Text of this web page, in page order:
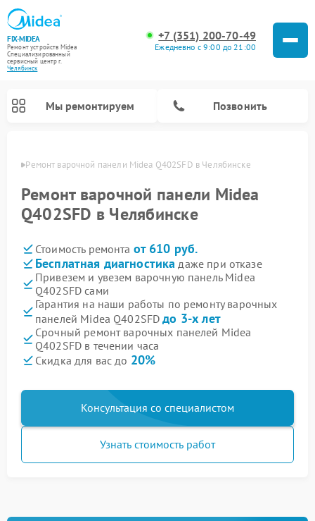
FIX-MIDEA
Ремонт устройств Midea
Специализированный
cервисный центр г.
Челябинск
+7 (351) 200-70-49
Ежедневно с 9:00 до 21:00
Мы ремонтируем Позвонить
Ремонт варочной панели Midea Q402SFD в Челябинске
Ремонт варочной панели Midea
Q402SFD в Челябинске
Стоимость ремонта от 610 руб.
Бесплатная диагностика даже при отказе
Привезем и увезем варочную панель Midea
Q402SFD сами
Гарантия на наши работы по ремонту варочных
панелей Midea Q402SFDдо 3-х лет
Срочный ремонт варочных панелей Midea
Q402SFD в течении часа
Скидка для вас до 20%
Консультация со специалистом
Узнать стоимость работ